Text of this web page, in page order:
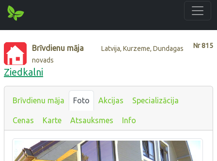
Nr815
Brīvdienu māja
Latvija, Kurzeme, Dundagas
novads
Ziedkalni
Brīvdienu māja Foto Akcijas Specializācija
Cenas Karte Atsauksmes Info